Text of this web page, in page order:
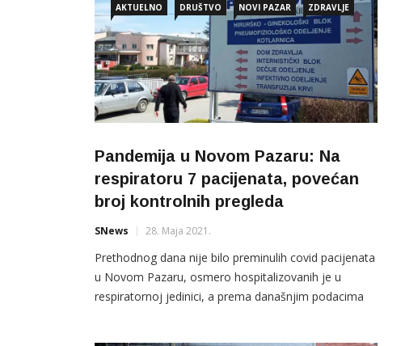
AKTUELNO DRUŠTVO NOVI PAZAR ZDRAVLJE
Pandemija u Novom Pazaru: Na
respiratoru 7 pacijenata, povećan
broj kontrolnih pregleda
SNews 28. Maja 2021.
Prethodnog dana nije bilo preminulih covid pacijenata
u Novom Pazaru, osmero hospitalizovanih je u
respiratornoj jedinici, a prema današnjim podacima